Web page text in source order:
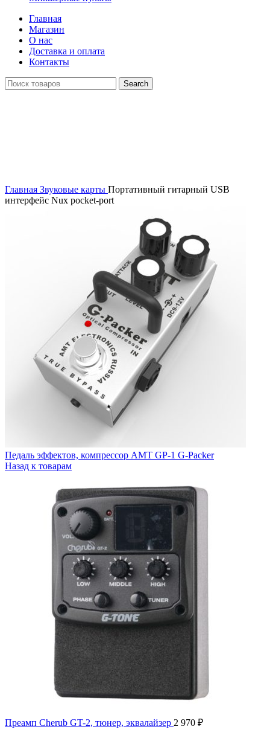
Главная
Магазин
О нас
Доставка и оплата
Контакты
Search
Главная Звуковые карты Портативный гитарный USB
интерфейс Nux pocket-port
Педаль эффектов, компрессор AMT GP-1 G-Packer
Назад к товарам
Преамп Cherub GT-2, тюнер, эквалайзер 2 970 ₽